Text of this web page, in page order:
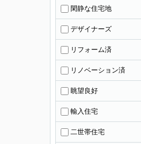
閑静な住宅地
デザイナーズ
リフォーム済
リノベーション済
眺望良好
輸入住宅
二世帯住宅